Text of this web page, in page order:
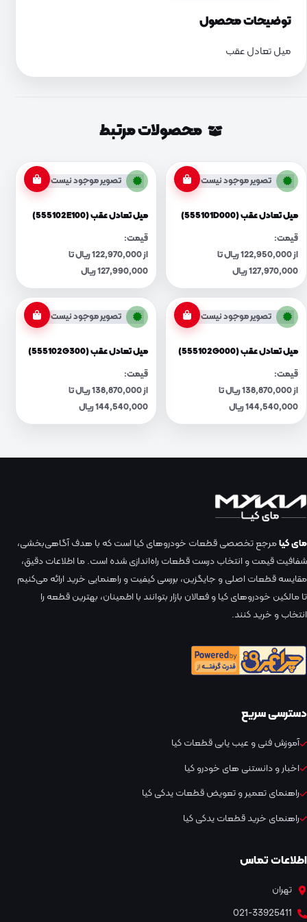
توضیحات محصول
میل تعادل عقب
محصولات مرتبط
تصویر موجود نیست
میل تعادل عقب (555101D000)
قیمت:
از 122,950,000 ریال تا
127,970,000 ریال
تصویر موجود نیست
میل تعادل عقب (555102E100)
قیمت:
از 122,970,000 ریال تا
127,990,000 ریال
تصویر موجود نیست
میل تعادل عقب (555102G000)
قیمت:
از 138,870,000 ریال تا
144,540,000 ریال
تصویر موجود نیست
میل تعادل عقب (555102G300)
قیمت:
از 138,870,000 ریال تا
144,540,000 ریال
مای کیامرجع تخصصی قطعات خودروهای کیا است که با هدف آگاهی‌بخشی،
شفافیت قیمت و انتخاب درست قطعات راه‌اندازی شده است. ما اطلاعات دقیق،
مقایسه قطعات اصلی و جایگزین، بررسی کیفیت و راهنمایی خرید ارائه می‌کنیم
تا مالکین خودروهای کیا و فعالان بازار بتوانند با اطمینان، بهترین قطعه را
انتخاب و خرید کنند.
دسترسی سریع
آموزش فنی و عیب یابی قطعات کیا
اخبار و دانستنی های خودرو کیا
راهنمای تعمیر و تعویض قطعات یدکی کیا
راهنمای خرید قطعات یدکی کیا
اطلاعات تماس
تهران
021-33925411